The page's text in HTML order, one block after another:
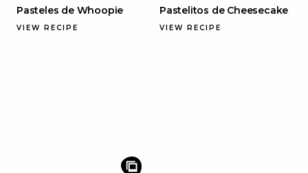
Pasteles de Whoopie
VIEW RECIPE
Pastelitos de Cheesecake
VIEW RECIPE